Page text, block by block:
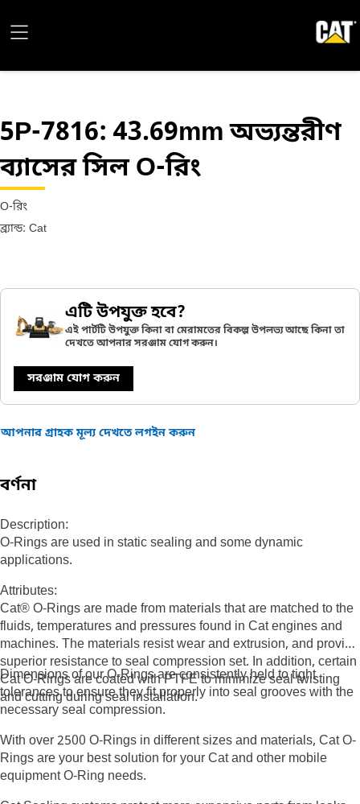
5P-7816: 43.69mm অভ্যন্তরীণ
ব্যাসের সিল O-রিং
O-রিং
ব্র্যান্ড: Cat
এটি উপযুক্ত হবে?
এই পার্টটি উপযুক্ত কিনা বা মেরামতের বিকল্প উপলভ্য আছে কিনা তা
দেখতে আপনার সরঞ্জাম যোগ করুন।
সরঞ্জাম যোগ করুন
আপনার গ্রাহক মূল্য দেখতে লগইন করুন
বর্ণনা
Description:
O-Rings are used in static sealing and some dynamic
applications.
Attributes:
Cat® O-Rings are made from materials that are matched to the
fluids, temperatures and pressures found in Cat engines and
machines. The materials resist wear and extrusion, and provide
superior resistance to seal compression set. In addition, certain
Cat O-Rings are coated with PTFE to minimize seal twisting
and cutting during seal installation.
Dimensions of our O-Rings are consistently held to tight
tolerances to ensure they fit properly into seal grooves with the
necessary seal compression.
With over 2500 O-Rings in different sizes and materials, Cat O-
Rings are your best solution for your Cat and other mobile
equipment O-Ring needs.